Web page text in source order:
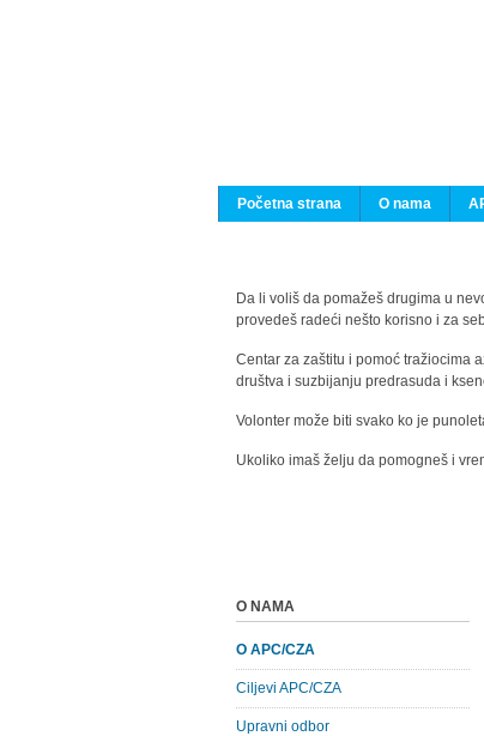
Početna strana
O nama
Da li voliš da pomažeš drugima u
provedeš radeći nešto korisno i za
Centar za zaštitu i pomoć tražiocima
društva i suzbijanju predrasuda i
Volonter može biti svako ko je
Ukoliko imaš želju da pomogneš i
O NAMA
O APC/CZA
Ciljevi APC/CZA
Upravni odbor